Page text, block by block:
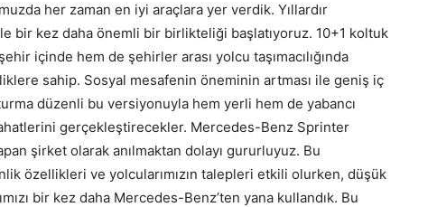
her zaman en iyi araçlara yer verdik. Yıllardır
ile bir kez daha önemli bir birlikteliği başlatıyoruz. 10+1 koltuk
içinde hem de şehirler arası yolcu taşımacılığında
sahip. Sosyal mesafenin öneminin artması ile geniş iç
düzenli bu versiyonuyla hem yerli hem de yabancı
gerçekleştirecekler. Mercedes-Benz Sprinter
şirket olarak anılmaktan dolayı gururluyuz. Bu
özellikleri ve yolcularımızın talepleri etkili olurken, düşük
bir kez daha Mercedes-Benz’ten yana kullandık. Bu